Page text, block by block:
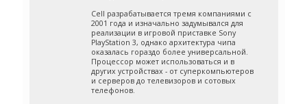
Cell разрабатывается тремя компаниями с
2001 года и изначально задумывался для
реализации в игровой приставке Sony
PlayStation 3, однако архитектура чипа
оказалась гораздо более универсальной.
Процессор может использоваться и в
других устройствах - от суперкомпьютеров
и серверов до телевизоров и сотовых
телефонов.